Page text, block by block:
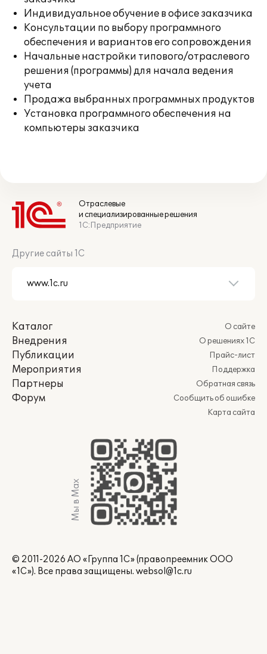
Индивидуальное обучение в офисе заказчика
Консультации по выбору программного
обеспечения и вариантов его сопровождения
Начальные настройки типового/отраслевого
решения (программы) для начала ведения
учета
Продажа выбранных программных продуктов
Установка программного обеспечения на
компьютеры заказчика
Отраслевые
и специализированные решения
1С:Предприятие
Другие сайты 1С
Каталог
Внедрения
Публикации
Мероприятия
Партнеры
Форум
О сайте
О решениях 1С
Прайс-лист
Поддержка
Обратная связь
Сообщить об ошибке
Карта сайта
Мы в Max
© 2011-2026 АО «Группа 1С» (правопреемник ООО
«1С»). Все права защищены. websol@1c.ru